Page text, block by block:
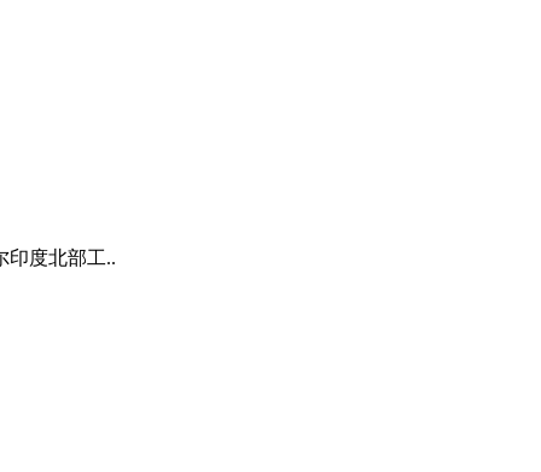
印度北部工..